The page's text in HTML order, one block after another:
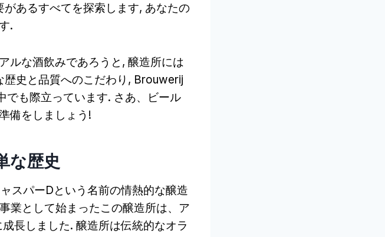
あるすべてを探索します, あなたの
.
ルな酒飲みであろうと, 醸造所には
史と品質へのこだわり, Brouwerij
も際立っています. さあ、ビール
備をしましょう!
な歴史
スパーDという名前の情熱的な醸造
業として始まったこの醸造所は、ア
長しました. 醸造所は伝統的なオラ